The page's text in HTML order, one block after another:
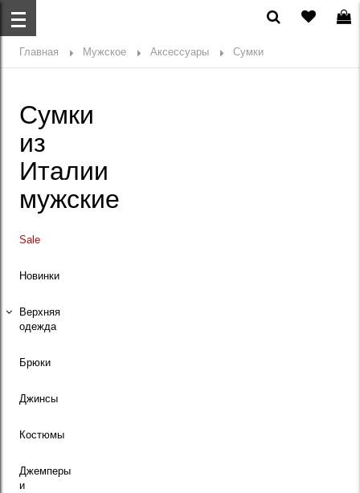
Главная Мужское Аксессуары Сумки
Сумки
из
Италии
мужские
Sale
Новинки
Верхняя
одежда
Брюки
Джинсы
Костюмы
Джемперы
и